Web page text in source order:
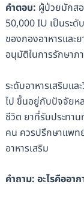
คำตอบ: ผู้ป่วยมักส
50,000 IU เป็นระ
ของกองอาหารและ
อนุมัติในการรักษาภ
ระดับอาหารเสริมแ
ไป ขึ้นอยู่กับปัจจัยห
ชีวิต ยาที่รับประทา
คน ควรปรึกษาแพท
อาหารเสริม
คำถาม: อะไรคืออา